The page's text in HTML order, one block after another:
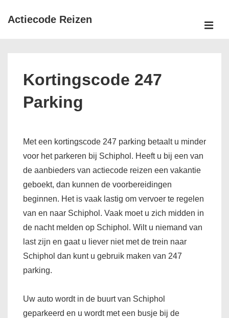
Doorgaan
Actiecode Reizen
Kortingscode 247
Parking
Met een kortingscode 247 parking betaalt u minder
voor het parkeren bij Schiphol. Heeft u bij een van
de aanbieders van actiecode reizen een vakantie
geboekt, dan kunnen de voorbereidingen
beginnen. Het is vaak lastig om vervoer te regelen
van en naar Schiphol. Vaak moet u zich midden in
de nacht melden op Schiphol. Wilt u niemand van
last zijn en gaat u liever niet met de trein naar
Schiphol dan kunt u gebruik maken van 247
parking.
Uw auto wordt in de buurt van Schiphol
geparkeerd en u wordt met een busje bij de